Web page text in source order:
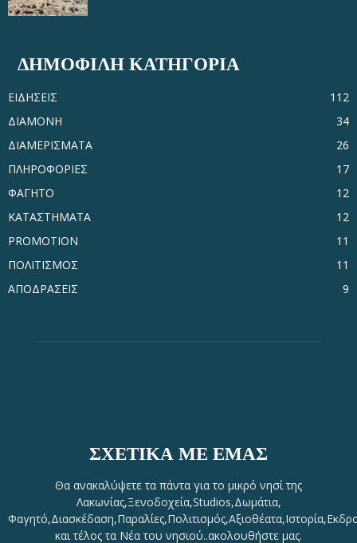
ΔΗΜΟΦΙΛΗ ΚΑΤΗΓΟΡΙΑ
ΕΙΔΗΣΕΙΣ
112
ΔΙΑΜΟΝΗ
34
ΔΙΑΜΕΡΙΣΜΑΤΑ
26
ΠΛΗΡΟΦΟΡΙΕΣ
17
ΦΑΓΗΤΟ
12
ΚΑΤΑΣΤΗΜΑΤΑ
12
PROMOTION
11
ΠΟΛΙΤΙΣΜΟΣ
11
ΑΠΟΔΡΑΣΕΙΣ
9
ΣΧΕΤΙΚΆ ΜΕ ΕΜΆΣ
Θα ανακαλύψετε τα πάντα για το μικρό νησί της
Λακωνίας,Ξενοδοχεία,Studios,Δωμάτια,
και τέλος τα Νέα του νησιού..ακολουθήστε μας.